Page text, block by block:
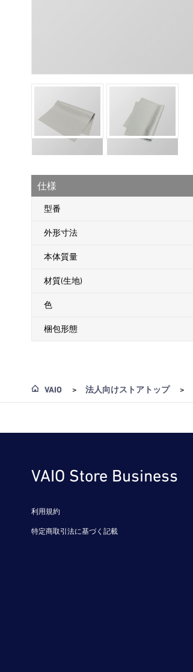
仕様
型番
外形寸法
本体質量
材質(生地)
色
梱包形態
VAIO > 法人向けストアトップ >
VAIO Store Business
利用規約
特定商取引法に基づく記載